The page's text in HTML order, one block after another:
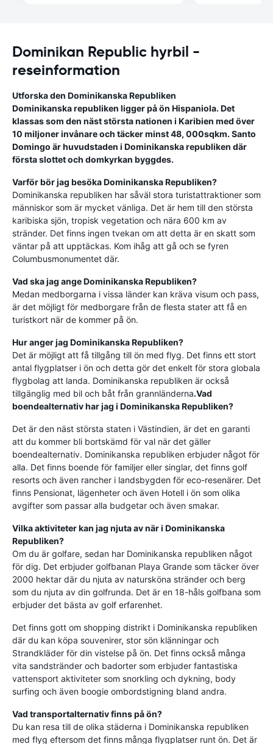
Dominikan Republic hyrbil -
reseinformation
Utforska den Dominikanska Republiken
Dominikanska republiken ligger på ön Hispaniola. Det
klassas som den näst största nationen i Karibien med över
10 miljoner invånare och täcker minst 48, 000sqkm. Santo
Domingo är huvudstaden i Dominikanska republiken där
första slottet och domkyrkan byggdes.
Varför bör jag besöka Dominikanska Republiken?
Dominikanska republiken har såväl stora turistattraktioner som
människor som är mycket vänliga. Det är hem till den största
karibiska sjön, tropisk vegetation och nära 600 km av
stränder. Det finns ingen tvekan om att detta är en skatt som
väntar på att upptäckas. Kom ihåg att gå och se fyren
Columbusmonumentet där.
Vad ska jag ange Dominikanska Republiken?
Medan medborgarna i vissa länder kan kräva visum och pass,
är det möjligt för medborgare från de flesta stater att få en
turistkort när de kommer på ön.
Hur anger jag Dominikanska Republiken?
Det är möjligt att få tillgång till ön med flyg. Det finns ett stort
antal flygplatser i ön och detta gör det enkelt för stora globala
flygbolag att landa. Dominikanska republiken är också
tillgänglig med bil och båt från grannländerna.Vad
boendealternativ har jag i Dominikanska Republiken?
Det är den näst största staten i Västindien, är det en garanti
att du kommer bli bortskämd för val när det gäller
boendealternativ. Dominikanska republiken erbjuder något för
alla. Det finns boende för familjer eller singlar, det finns golf
resorts och även rancher i landsbygden för eco-resenärer. Det
finns Pensionat, lägenheter och även Hotell i ön som olika
avgifter som passar alla budgetar och även smakar.
Vilka aktiviteter kan jag njuta av när i Dominikanska
Republiken?
Om du är golfare, sedan har Dominikanska republiken något
för dig. Det erbjuder golfbanan Playa Grande som täcker över
2000 hektar där du njuta av natursköna stränder och berg
som du njuta av din golfrunda. Det är en 18-håls golfbana som
erbjuder det bästa av golf erfarenhet.
Det finns gott om shopping distrikt i Dominikanska republiken
där du kan köpa souvenirer, stor sön klänningar och
Strandkläder för din vistelse på ön. Det finns också många
vita sandstränder och badorter som erbjuder fantastiska
vattensport aktiviteter som snorkling och dykning, body
surfing och även boogie ombordstigning bland andra.
Vad transportalternativ finns på ön?
Du kan resa till de olika städerna i Dominikanska republiken
med flyg eftersom det finns många flygplatser runt ön. Det är